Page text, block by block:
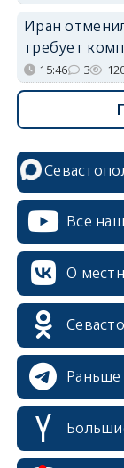
Иран
требует
15:46 3
Все
О
Раньше